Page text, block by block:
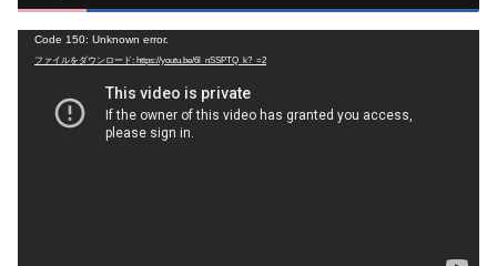
Code 150: Unknown error.
ファイルをダウンロード: https://youtu.be/6l_nSSPTQ_k?_=2